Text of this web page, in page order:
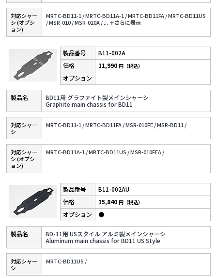
対応シャー
シ (オプシ
ョン)
MRTC-BD11-1 /MRTC-BD11A-1 /MRTC-BD11FA /MRTC-BD11US
/MSR-010 /MSR-010A /... ＋さらに表⽰
B11-002A
BD11用 グラファイト製メインシャーシ
Graphite main chassis for BD11
11,990円（税込）
対応シャー
シ
MRTC-BD11-1 /MRTC-BD11FA /MSR-010FE /MSR-BD11 /
対応シャー
シ (オプシ
ョン)
MRTC-BD11A-1 /MRTC-BD11US /MSR-010FEA /
B11-002AU
BD-11用 USスタイル アルミ製メインシャーシ
Aluminum main chassis for BD11 US Style
15,840円（税込）
●
対応シャー
シ
MRTC-BD11US /